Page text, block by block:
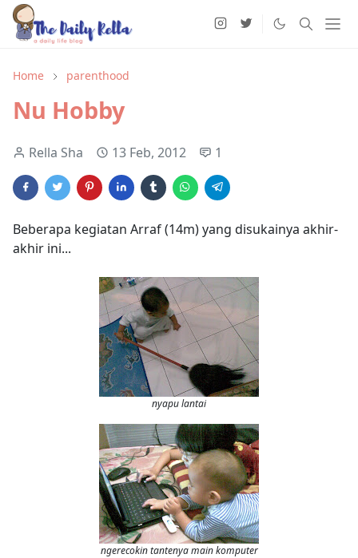
Home parenthood
Nu Hobby
Rella Sha 13 Feb, 2012 1
Beberapa kegiatan Arraf (14m) yang disukainya akhir-
akhir ini...
nyapu lantai
ngerecokin tantenya main komputer